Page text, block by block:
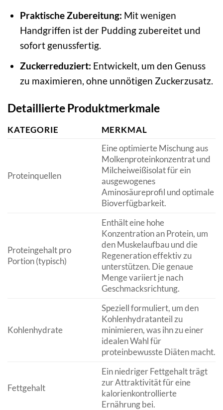
Praktische Zubereitung: Mit wenigen
Handgriffen ist der Pudding zubereitet und
sofort genussfertig.
Zuckerreduziert: Entwickelt, um den Genuss
zu maximieren, ohne unnötigen Zuckerzusatz.
Detaillierte Produktmerkmale
KATEGORIE MERKMAL
Proteinquellen
Eine optimierte Mischung aus
Molkenproteinkonzentrat und
Milcheiweißisolat für ein
ausgewogenes
Aminosäureprofil und optimale
Bioverfügbarkeit.
Proteingehalt pro
Portion (typisch)
Enthält eine hohe
Konzentration an Protein, um
den Muskelaufbau und die
Regeneration effektiv zu
unterstützen. Die genaue
Menge variiert je nach
Geschmacksrichtung.
Kohlenhydrate
Speziell formuliert, um den
Kohlenhydratanteil zu
minimieren, was ihn zu einer
idealen Wahl für
proteinbewusste Diäten macht.
Fettgehalt
Ein niedriger Fettgehalt trägt
zur Attraktivität für eine
kalorienkontrollierte
Ernährung bei.